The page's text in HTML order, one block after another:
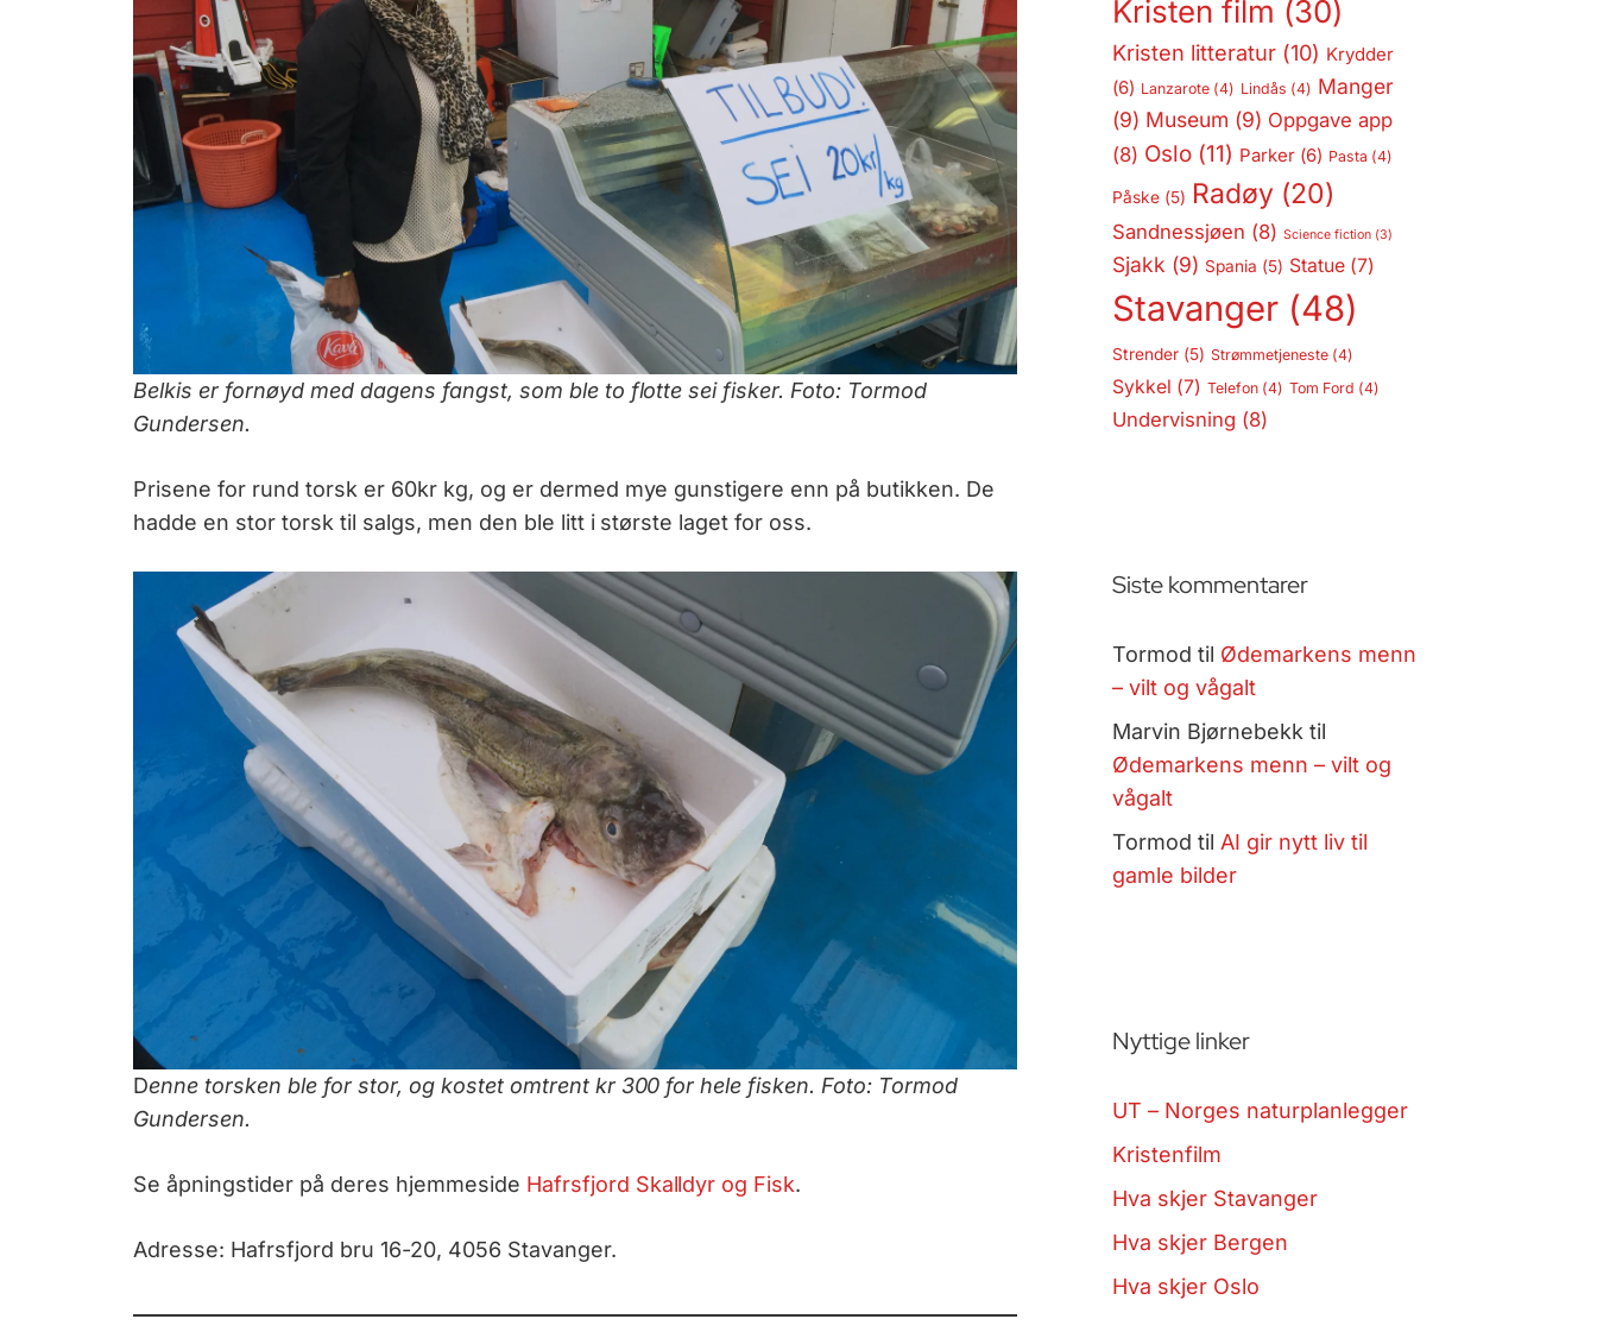
Belkis er fornøyd med dagens fangst, som ble to flotte sei fisker. Foto: Tormod
Gundersen.
Prisene for rund torsk er 60kr kg, og er dermed mye gunstigere enn på butikken. De
hadde en stor torsk til salgs, men den ble litt i største laget for oss.
Denne torsken ble for stor, og kostet omtrent kr 300 for hele fisken. Foto: Tormod
Gundersen.
Se åpningstider på deres hjemmeside Hafrsfjord Skalldyr og Fisk.
Adresse: Hafrsfjord bru 16-20, 4056 Stavanger.
Kristen film (30)
Kristen litteratur(10) Krydder
(6) Lanzarote(4) Lindås (4) Manger
(9) Museum (9) Oppgave app
(8) Oslo(11) Parker(6) Pasta (4)
Påske(5) Radøy(20)
Sandnessjøen (8) Science fiction(3)
Sjakk (9) Spania (5) Statue(7)
Stavanger(48)
Strender(5) Strømmetjeneste(4)
Sykkel (7) Telefon(4) Tom Ford (4)
Undervisning (8)
Siste kommentarer
Tormod til Ødemarkens menn
– vilt og vågalt
Marvin Bjørnebekk til
Ødemarkens menn – vilt og
vågalt
Tormod til AI gir nytt liv til
gamle bilder
Nyttige linker
UT – Norges naturplanlegger
Kristenfilm
Hva skjer Stavanger
Hva skjer Bergen
Hva skjer Oslo